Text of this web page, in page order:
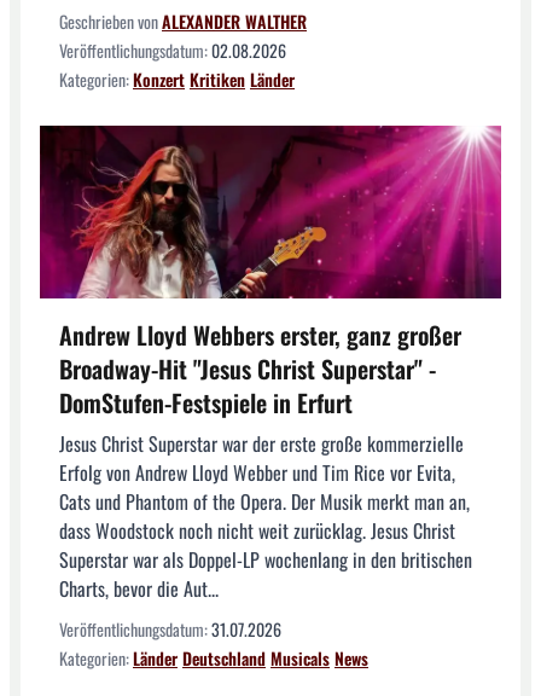
Geschrieben vonALEXANDER WALTHER
Veröffentlichungsdatum:02.08.2026
Kategorien:KonzertKritikenLänder
Andrew Lloyd Webbers erster, ganz großer
Broadway-Hit "Jesus Christ Superstar" -
DomStufen-Festspiele in Erfurt
Jesus Christ Superstar war der erste große kommerzielle
Erfolg von Andrew Lloyd Webber und Tim Rice vor Evita,
Cats und Phantom of the Opera. Der Musik merkt man an,
dass Woodstock noch nicht weit zurücklag. Jesus Christ
Superstar war als Doppel-LP wochenlang in den britischen
Charts, bevor die Aut...
Veröffentlichungsdatum:31.07.2026
Kategorien:LänderDeutschlandMusicalsNews